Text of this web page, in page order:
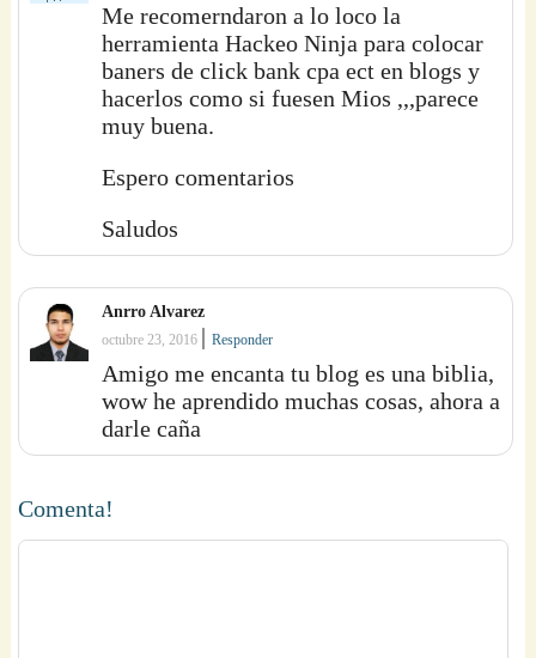
Me recomerndaron a lo loco la
herramienta Hackeo Ninja para colocar
baners de click bank cpa ect en blogs y
hacerlos como si fuesen Mios ,,,parece
muy buena.
Espero comentarios
Saludos
Anrro Alvarez
octubre 23, 2016 |Responder
Amigo me encanta tu blog es una biblia,
wow he aprendido muchas cosas, ahora a
darle caña
Comenta!